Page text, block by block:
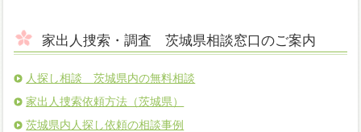
家出人捜索・調査 茨城県相談窓口のご案内
人探し相談 茨城県内の無料相談
家出人捜索依頼方法（茨城県）
茨城県内人探し依頼の相談事例